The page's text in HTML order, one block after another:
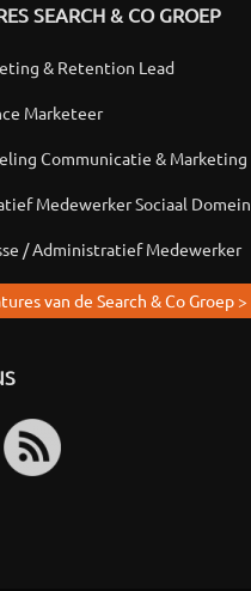
SEARCH & CO GROEP
& Retention Lead
Marketeer
Communicatie & Marketing
Medewerker Sociaal Domein
/ Administratief Medewerker
van de Search & Co Groep >